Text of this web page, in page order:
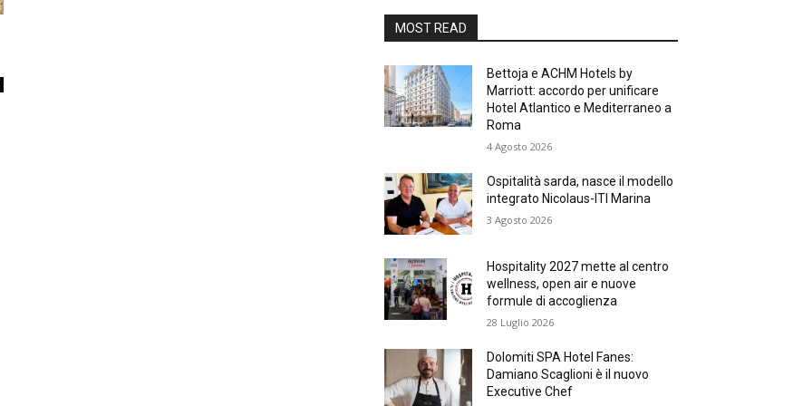
MOST READ
Bettoja e ACHM Hotels by
Marriott: accordo per unificare
Hotel Atlantico e Mediterraneo a
Roma
4 Agosto 2026
Ospitalità sarda, nasce il modello
integrato Nicolaus-ITI Marina
3 Agosto 2026
Hospitality 2027 mette al centro
wellness, open air e nuove
formule di accoglienza
28 Luglio 2026
Dolomiti SPA Hotel Fanes:
Damiano Scaglioni è il nuovo
Executive Chef